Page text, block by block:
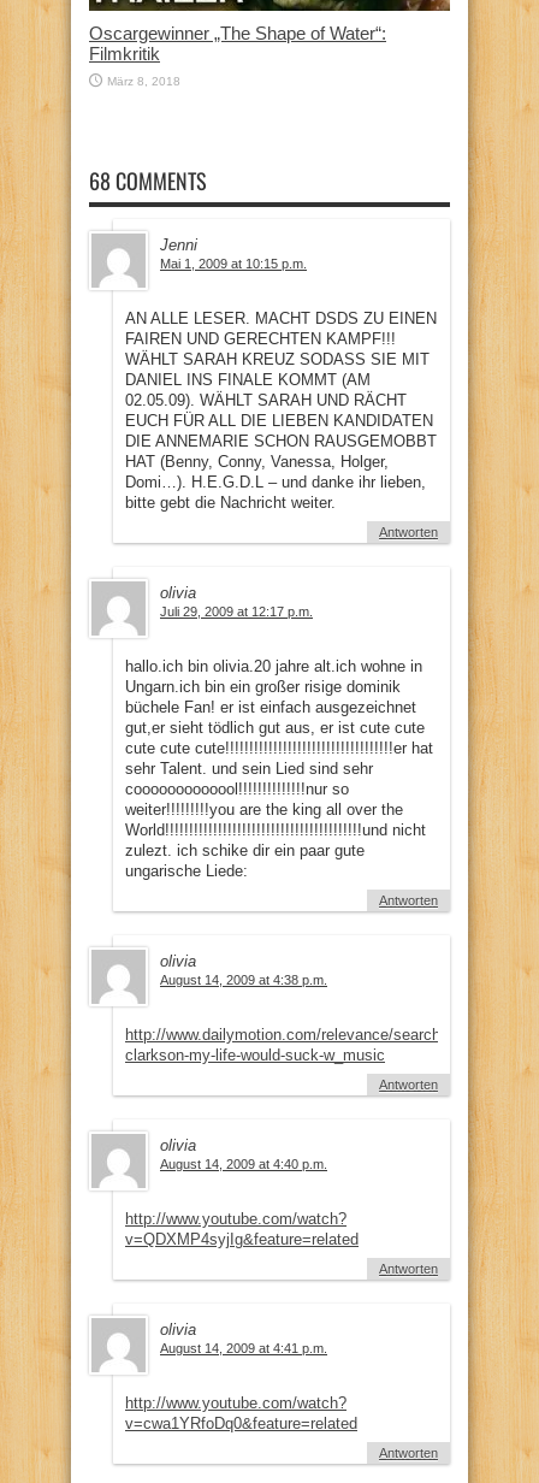
Oscargewinner „The Shape of Water“:
Filmkritik
März 8, 2018
68 COMMENTS
Jenni
Mai 1, 2009 at 10:15 p.m.
AN ALLE LESER. MACHT DSDS ZU EINEN
FAIREN UND GERECHTEN KAMPF!!!
WÄHLT SARAH KREUZ SODASS SIE MIT
DANIEL INS FINALE KOMMT (AM
02.05.09). WÄHLT SARAH UND RÄCHT
EUCH FÜR ALL DIE LIEBEN KANDIDATEN
DIE ANNEMARIE SCHON RAUSGEMOBBT
HAT (Benny, Conny, Vanessa, Holger,
Domi…). H.E.G.D.L – und danke ihr lieben,
bitte gebt die Nachricht weiter.
Antworten
olivia
Juli 29, 2009 at 12:17 p.m.
hallo.ich bin olivia.20 jahre alt.ich wohne in
Ungarn.ich bin ein großer risige dominik
büchele Fan! er ist einfach ausgezeichnet
gut,er sieht tödlich gut aus, er ist cute cute
cute cute cute!!!!!!!!!!!!!!!!!!!!!!!!!!!!!!!!!!!er hat
sehr Talent. und sein Lied sind sehr
cooooooooooool!!!!!!!!!!!!!!nur so
weiter!!!!!!!!!you are the king all over the
World!!!!!!!!!!!!!!!!!!!!!!!!!!!!!!!!!!!!!!!!!und nicht
zulezt. ich schike dir ein paar gute
ungarische Liede:
Antworten
olivia
August 14, 2009 at 4:38 p.m.
http://www.dailymotion.com/relevance/search/
clarkson-my-life-would-suck-w_music
Antworten
olivia
August 14, 2009 at 4:40 p.m.
http://www.youtube.com/watch?
v=QDXMP4syjIg&feature=related
Antworten
olivia
August 14, 2009 at 4:41 p.m.
http://www.youtube.com/watch?
v=cwa1YRfoDq0&feature=related
Antworten